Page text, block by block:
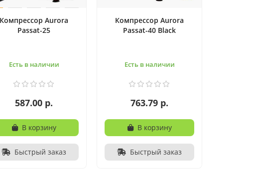
Компрессор Aurora
Passat-25
Есть в наличии
587.00 р.
В корзину
Быстрый заказ
Компрессор Aurora
Passat-40 Black
Есть в наличии
763.79 р.
В корзину
Быстрый заказ